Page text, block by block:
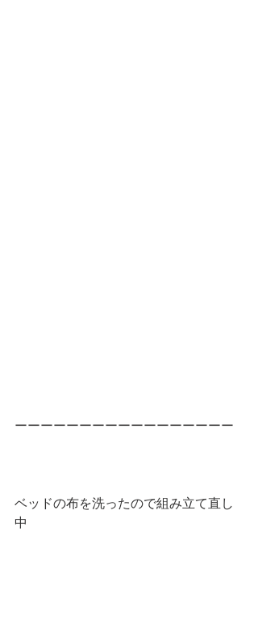
ーーーーーーーーーーーーーーーーー
ベッドの布を洗ったので組み立て直し
中